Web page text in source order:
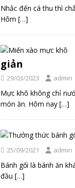
Nhắc đến cá thu thì
Hôm […]
giản
29/03/2023 admin
Mực khô không chỉ
món ăn. Hôm nay […]
25/09/2021 admin
Bánh gối là bánh ăn
đầu […]